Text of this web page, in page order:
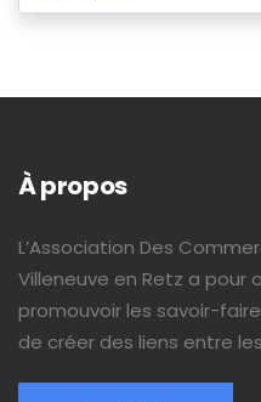
À propos
L’Association Des
Villeneuve en Retz a pour
promouvoir les savoir-
de créer des liens entre